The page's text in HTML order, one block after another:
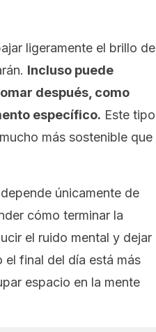
ligeramente el brillo de
Incluso puede
después, como
específico. Este tipo
más sostenible que
únicamente de
cómo terminar la
el ruido mental y dejar
el final del día está más
espacio en la mente